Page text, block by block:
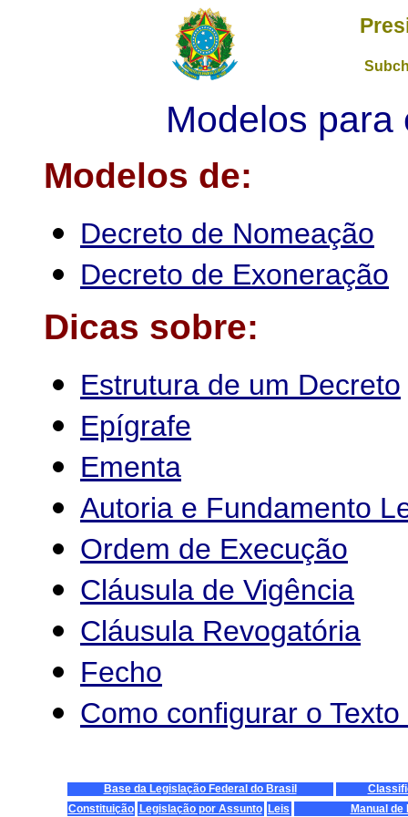
Modelos
Modelos de:
Decreto de Nomeação
Decreto de Exoneração
Dicas sobre:
Estrutura de um Decreto
Epígrafe
Ementa
Autoria e Fundamento
Ordem de Execução
Cláusula de Vigência
Cláusula Revogatória
Fecho
Como configurar o
Base da Legislação Federal do Brasil
Constituição
Legislação por Assunto Leis
Manual